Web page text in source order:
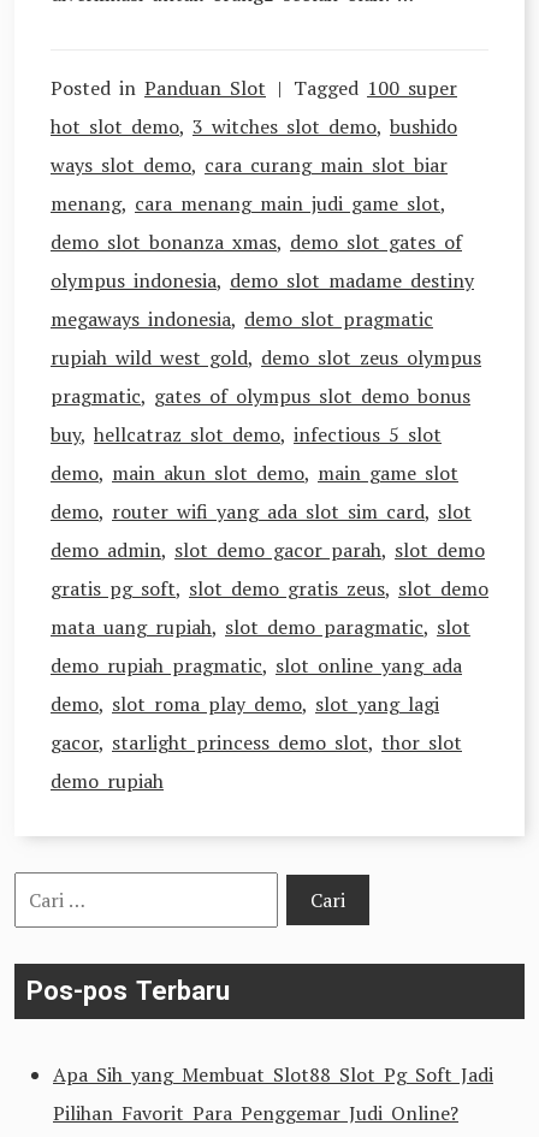
Posted in Panduan Slot Tagged 100 super
hot slot demo, 3 witches slot demo, bushido
ways slot demo, cara curang main slot biar
menang, cara menang main judi game slot,
demo slot bonanza xmas, demo slot gates of
olympus indonesia, demo slot madame destiny
megaways indonesia, demo slot pragmatic
rupiah wild west gold, demo slot zeus olympus
pragmatic, gates of olympus slot demo bonus
buy, hellcatraz slot demo, infectious 5 slot
demo, main akun slot demo, main game slot
demo, router wifi yang ada slot sim card, slot
demo admin, slot demo gacor parah, slot demo
gratis pg soft, slot demo gratis zeus, slot demo
mata uang rupiah, slot demo paragmatic, slot
demo rupiah pragmatic, slot online yang ada
demo, slot roma play demo, slot yang lagi
gacor, starlight princess demo slot, thor slot
demo rupiah
Cari
untuk:
Pos-pos Terbaru
Apa Sih yang Membuat Slot88 Slot Pg Soft Jadi
Pilihan Favorit Para Penggemar Judi Online?